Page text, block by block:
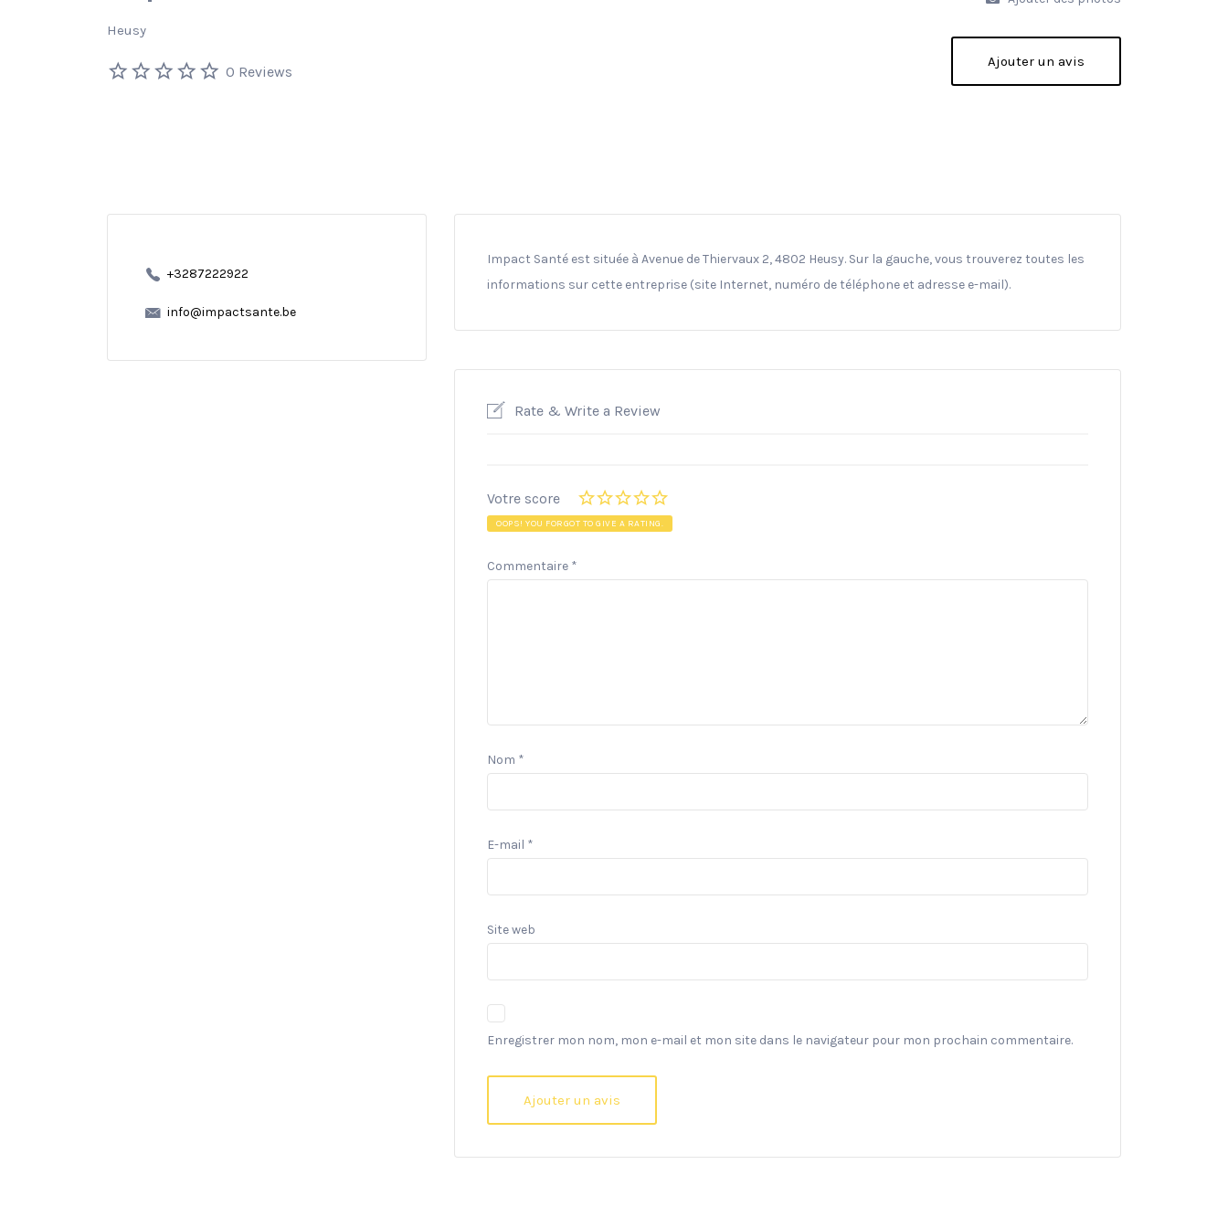
Heusy
0 Reviews
Ajouter un avis
+3287222922
info@impactsante.be
Impact Santé est située à Avenue de Thiervaux 2, 4802 Heusy. Sur la gauche, vous trouverez toutes les
informations sur cette entreprise (site Internet, numéro de téléphone et adresse e-mail).
Rate & Write a Review
Votre score
OOPS! YOU FORGOT TO GIVE A RATING.
Commentaire *
Nom *
E-mail *
Site web
Enregistrer mon nom, mon e-mail et mon site dans le navigateur pour mon prochain commentaire.